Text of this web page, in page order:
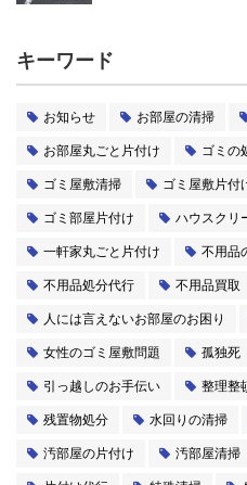
キーワード
お知らせ お部屋の清掃
お部屋丸ごと片付け
ゴミの
ゴミ屋敷清掃
ゴミ屋敷片付
ゴミ部屋片付け
ハウスクリ
一軒家丸ごと片付け
不用品
不用品処分代行
不用品買取
人には言えないお部屋のお困り
女性のゴミ屋敷問題
孤独死
引っ越しのお手伝い
整理整
残置物処分
水回りの清掃
汚部屋の片付け
汚部屋清掃